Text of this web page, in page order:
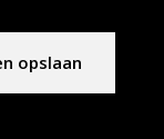
opslaan